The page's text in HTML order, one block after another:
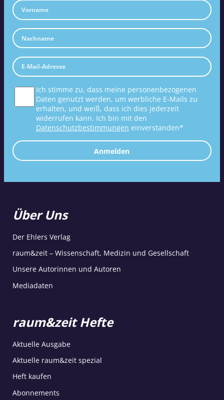
Ich stimme zu, dass meine personenbezogenen
Daten genutzt werden, um werbliche E-Mails zu
erhalten, und weiß, dass ich dies jederzeit
widerrufen kann. Ich bin mit den
Datenschutzbestimmungen einverstanden*
Anmelden
Über Uns
Der Ehlers Verlag
raum&zeit – Wissenschaft, Medizin und Gesellschaft
Unsere Autorinnen und Autoren
Mediadaten
raum&zeit Hefte
Aktuelle Ausgabe
Aktuelle raum&zeit spezial
Heft kaufen
Abonnements